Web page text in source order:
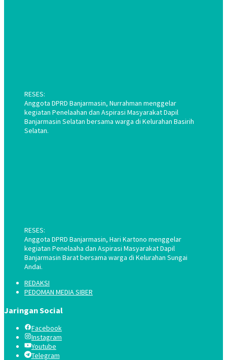
RESES:
Anggota DPRD Banjarmasin, Nurrahman menggelar
kegiatan Penelaahan dan Aspirasi Masyarakat Dapil
Banjarmasin Selatan bersama warga di Kelurahan Basirih
Selatan.
RESES:
Anggota DPRD Banjarmasin, Hari Kartono menggelar
kegiatan Penelaaha dan Aspirasi Masyarakat Dapil
Banjarmasin Barat bersama warga di Kelurahan Sungai
Andai.
REDAKSI
PEDOMAN MEDIA SIBER
Jaringan Social
Facebook
Instagram
Youtube
Telegram